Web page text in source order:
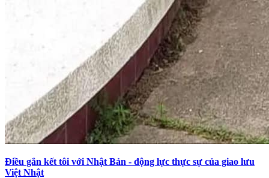
Điều gắn kết tôi với Nhật Bản - động lực thực sự của giao lưu
Việt Nhật